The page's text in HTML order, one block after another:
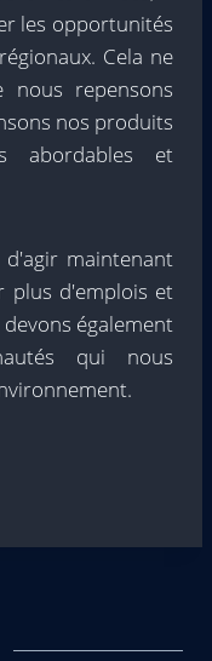
les opportunités
Cela ne
repensons
nos produits
abordables et
d'agir maintenant
plus d'emplois et
également
qui nous